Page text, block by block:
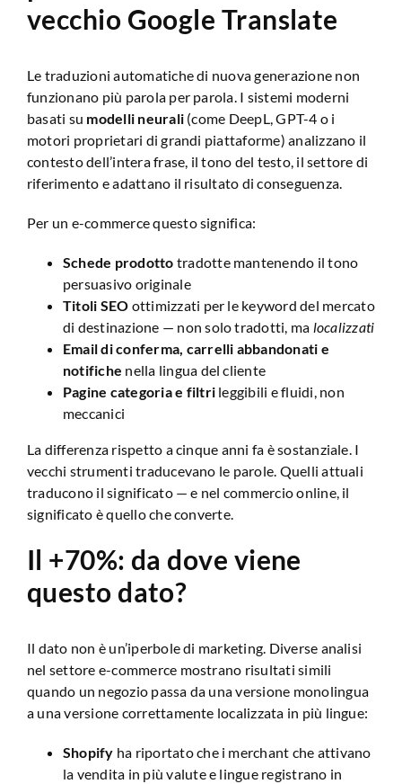
vecchio Google Translate
Le traduzioni automatiche di nuova generazione non
funzionano più parola per parola. I sistemi moderni
basati su modelli neurali (come DeepL, GPT-4 o i
motori proprietari di grandi piattaforme) analizzano il
contesto dell’intera frase, il tono del testo, il settore di
riferimento e adattano il risultato di conseguenza.
Per un e-commerce questo significa:
Schede prodotto tradotte mantenendo il tono
persuasivo originale
Titoli SEO ottimizzati per le keyword del mercato
di destinazione — non solo tradotti, ma localizzati
Email di conferma, carrelli abbandonati e
notifiche nella lingua del cliente
Pagine categoria e filtri leggibili e fluidi, non
meccanici
La differenza rispetto a cinque anni fa è sostanziale. I
vecchi strumenti traducevano le parole. Quelli attuali
traducono il significato — e nel commercio online, il
significato è quello che converte.
Il +70%: da dove viene
questo dato?
Il dato non è un’iperbole di marketing. Diverse analisi
nel settore e-commerce mostrano risultati simili
quando un negozio passa da una versione monolingua
a una versione correttamente localizzata in più lingue:
Shopify ha riportato che i merchant che attivano
la vendita in più valute e lingue registrano in